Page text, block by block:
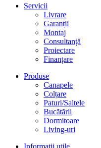
Servicii
Livrare
Garanții
Montaj
Consultanță
Proiectare
Finanțare
Produse
Canapele
Colțare
Paturi/Saltele
Bucătării
Dormitoare
Living-uri
Informații utile